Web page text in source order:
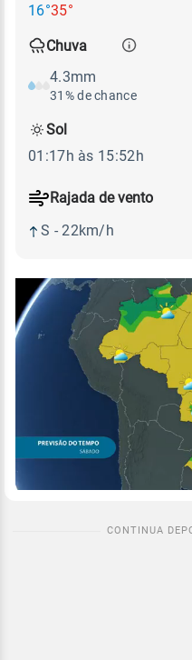
16°35°
Chuva
4.3mm
31% de chance
Rajada de vento
S - 22km/h
Sol
01:17h às 15:52h